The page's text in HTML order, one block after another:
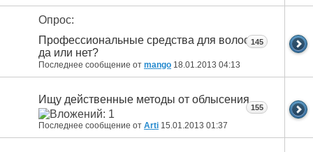
Опрос:
Профессиональные средства для волос:
да или нет?
Последнее сообщение от mango 18.01.2013 04:13
145
Ищу действенные методы от облысения
Последнее сообщение от Arti 15.01.2013 01:37
155